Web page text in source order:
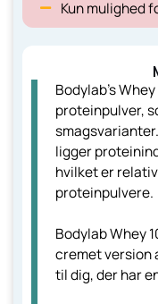
Kun mulighed
Bodylab's
proteinpulver,
ligger
hvilket er
proteinpulvere.
Bodylab Whey
cremet version
til dig, der har